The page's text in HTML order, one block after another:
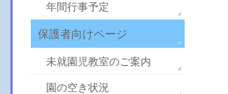
年間行事予定
保護者向けページ
未就園児教室のご案内
園の空き状況